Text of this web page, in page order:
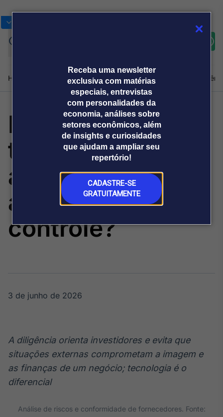
Receba uma newsletter
exclusiva com matérias
especiais, entrevistas
com personalidades da
economia, análises sobre
setores econômicos, além
de insights e curiosidades
que ajudam a ampliar seu
repertório!
CADASTRE-SE
GRATUITAMENTE
Home Produtos e soluçõesNotíciasBlogWeekend
Plataformas
Broadcast
Broadcast+
O mercado
financeiro em
tempo real
Broadcast
tempo real
Broadcast
energia elétrica
Sobre nós Releases Broadcast
Prêmio Broadcast
Analistas
Prêmio Broadcast
Empresas
Agências de
comunicação
Releases
Due diligence de
terceiros: por que
as empresas
ampliaram o
controle?
3 de junho de 2026
A diligência orienta investidores e evita que
situações externas comprometam a imagem e
as finanças de um negócio; tecnologia é o
diferencial
Análise de riscos e conformidade de fornecedores. Fonte: